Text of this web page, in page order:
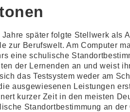
Jahre später folgte Stellwerk als
zur Berufswelt. Am Computer
eine schulische
der Lernenden an und weist
das Testsystem weder am
ausgewiesenen Leistungen
kurzer Zeit in den meisten
Standortbestimmung an